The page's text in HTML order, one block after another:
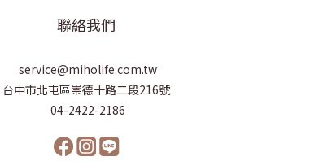
聯絡我們
service@miholife.com.tw
台中市北屯區崇德十路二段216號
04-2422-2186